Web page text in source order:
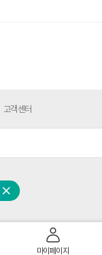
닫기
마이페이지
고객센터